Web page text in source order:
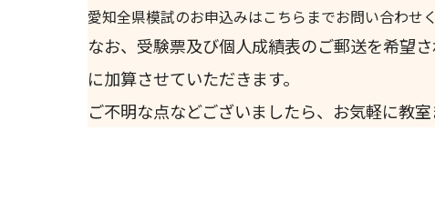
愛知全県模試のお申込みはこちらまでお問い合わせく
なお、受験票及び個人成績表のご郵送を希望
に加算させていただきます。
ご不明な点などございましたら、お気軽に教